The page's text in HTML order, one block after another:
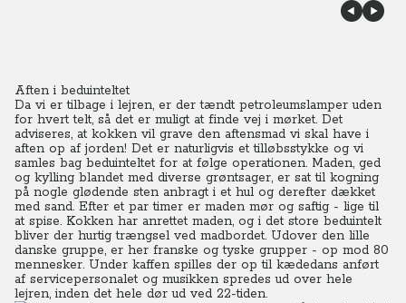
Aften i beduinteltet
Da vi er tilbage i lejren, er der tændt petroleumslamper uden
for hvert telt, så det er muligt at finde vej i mørket. Det
adviseres, at kokken vil grave den aftensmad vi skal have i
aften op af jorden! Det er naturligvis et tilløbsstykke og vi
samles bag beduinteltet for at følge operationen. Maden, ged
og kylling blandet med diverse grøntsager, er sat til kogning
på nogle glødende sten anbragt i et hul og derefter dækket
med sand. Efter et par timer er maden mør og saftig - lige til
at spise. Kokken har anrettet maden, og i det store beduintelt
bliver der hurtig trængsel ved madbordet. Udover den lille
danske gruppe, er her franske og tyske grupper - op mod 80
mennesker. Under kaffen spilles der op til kædedans anført
af servicepersonalet og musikken spredes ud over hele
lejren, inden det hele dør ud ved 22-tiden.